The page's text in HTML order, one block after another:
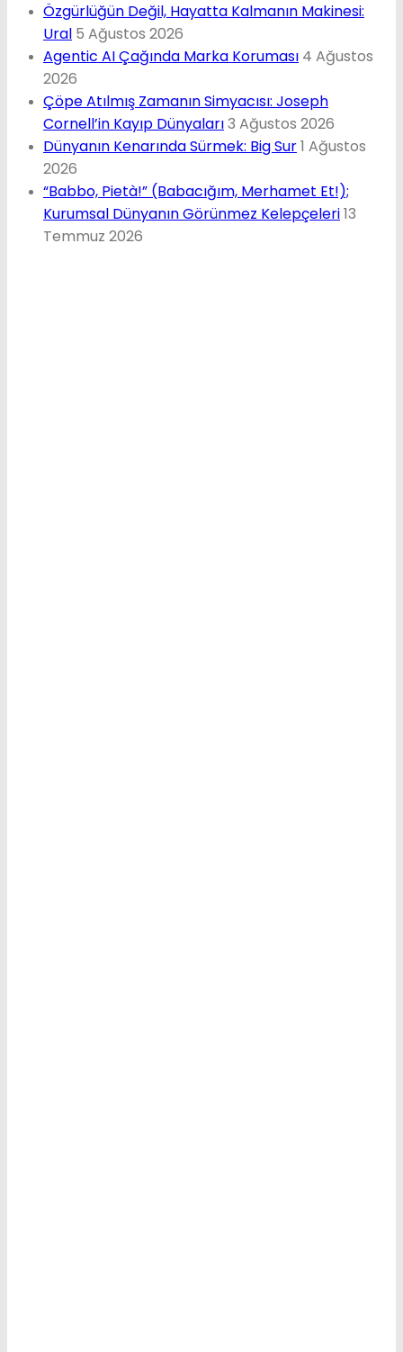
Özgürlüğün Değil, Hayatta Kalmanın Makinesi:
Ural 5 Ağustos 2026
Agentic AI Çağında Marka Koruması 4 Ağustos
2026
Çöpe Atılmış Zamanın Simyacısı: Joseph
Cornell’in Kayıp Dünyaları3 Ağustos 2026
Dünyanın Kenarında Sürmek: Big Sur1 Ağustos
2026
“Babbo, Pietà!” (Babacığım, Merhamet Et!);
Kurumsal Dünyanın Görünmez Kelepçeleri13
Temmuz 2026